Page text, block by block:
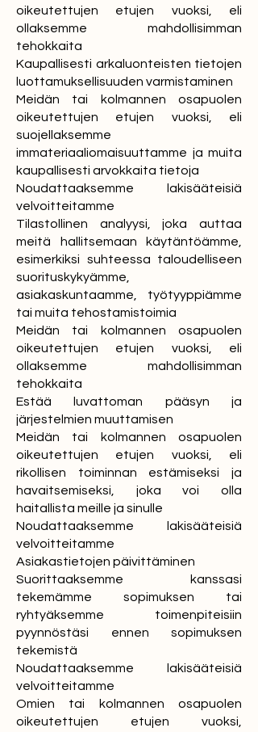
oikeutettujen etujen vuoksi, eli
ollaksemme mahdollisimman
tehokkaita
Kaupallisesti arkaluonteisten tietojen
luottamuksellisuuden varmistaminen
Meidän tai kolmannen osapuolen
oikeutettujen etujen vuoksi, eli
suojellaksemme
immateriaaliomaisuuttamme ja muita
kaupallisesti arvokkaita tietoja
Noudattaaksemme lakisääteisiä
velvoitteitamme
Tilastollinen analyysi, joka auttaa
meitä hallitsemaan käytäntöämme,
esimerkiksi suhteessa taloudelliseen
suorituskykyämme,
asiakaskuntaamme, työtyyppiämme
tai muita tehostamistoimia
Meidän tai kolmannen osapuolen
oikeutettujen etujen vuoksi, eli
ollaksemme mahdollisimman
tehokkaita
Estää luvattoman pääsyn ja
järjestelmien muuttamisen
Meidän tai kolmannen osapuolen
oikeutettujen etujen vuoksi, eli
rikollisen toiminnan estämiseksi ja
havaitsemiseksi, joka voi olla
haitallista meille ja sinulle
Noudattaaksemme lakisääteisiä
velvoitteitamme
Asiakastietojen päivittäminen
Suorittaaksemme kanssasi
tekemämme sopimuksen tai
ryhtyäksemme toimenpiteisiin
pyynnöstäsi ennen sopimuksen
tekemistä
Noudattaaksemme lakisääteisiä
velvoitteitamme
Omien tai kolmannen osapuolen
oikeutettujen etujen vuoksi,